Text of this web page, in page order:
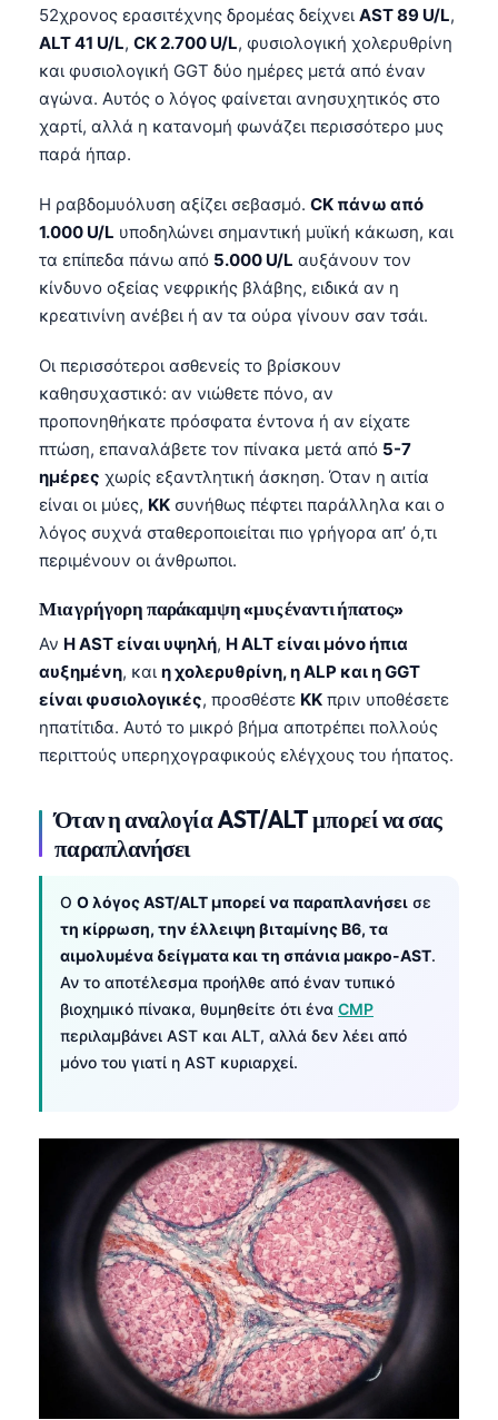
52χρονος ερασιτέχνης δρομέας δείχνει AST 89 U/L,
ALT 41 U/L, CK 2.700 U/L, φυσιολογική χολερυθρίνη
και φυσιολογική GGT δύο ημέρες μετά από έναν
αγώνα. Αυτός ο λόγος φαίνεται ανησυχητικός στο
χαρτί, αλλά η κατανομή φωνάζει περισσότερο μυς
παρά ήπαρ.
Η ραβδομυόλυση αξίζει σεβασμό. CK πάνω από
1.000 U/L υποδηλώνει σημαντική μυϊκή κάκωση, και
τα επίπεδα πάνω από 5.000 U/L αυξάνουν τον
κίνδυνο οξείας νεφρικής βλάβης, ειδικά αν η
κρεατινίνη ανέβει ή αν τα ούρα γίνουν σαν τσάι.
Οι περισσότεροι ασθενείς το βρίσκουν
καθησυχαστικό: αν νιώθετε πόνο, αν
προπονηθήκατε πρόσφατα έντονα ή αν είχατε
πτώση, επαναλάβετε τον πίνακα μετά από 5-7
ημέρες χωρίς εξαντλητική άσκηση. Όταν η αιτία
είναι οι μύες, ΚΚ συνήθως πέφτει παράλληλα και ο
λόγος συχνά σταθεροποιείται πιο γρήγορα απ’ ό,τι
περιμένουν οι άνθρωποι.
Μια γρήγορη παράκαμψη «μυς έναντι ήπατος»
Αν Η AST είναι υψηλή, Η ALT είναι μόνο ήπια
αυξημένη, και η χολερυθρίνη, η ALP και η GGT
είναι φυσιολογικές, προσθέστε ΚΚ πριν υποθέσετε
ηπατίτιδα. Αυτό το μικρό βήμα αποτρέπει πολλούς
περιττούς υπερηχογραφικούς ελέγχους του ήπατος.
Όταν η αναλογία AST/ALT μπορεί να σας
παραπλανήσει
Ο Ο λόγος AST/ALT μπορεί να παραπλανήσει σε
τη κίρρωση, την έλλειψη βιταμίνης B6, τα
αιμολυμένα δείγματα και τη σπάνια μακρο-AST.
Αν το αποτέλεσμα προήλθε από έναν τυπικό
βιοχημικό πίνακα, θυμηθείτε ότι ένα CMP
περιλαμβάνει AST και ALT, αλλά δεν λέει από
μόνο του γιατί η AST κυριαρχεί.
বাংলা
اردو
मराठी
తెలుగు
தமிழ்
ગુજરાતી
Bahasa Melayu
Tiếng Việt
Tagalog
ไทย
ဗမာစာ
ភាសាខ្មែរ
Kiswahili
አማርኛ
O‘zbekcha
Català
Қазақ тілі
Suomi
Hrvatski
Slovenčina
پښتو
سنڌي
සිංහල
অসমীয়া
Latviešu valoda
Македонски јазик
Euskara
Gàidhlig
Occitan
العربية المغربية
Afrikaans
Монгол
ພາສາລາວ